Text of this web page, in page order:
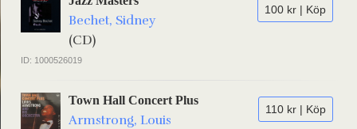
100 kr | Köp
Bechet, Sidney
(CD)
ID: 1000526019
110 kr | Köp
Town Hall Concert Plus
Armstrong, Louis